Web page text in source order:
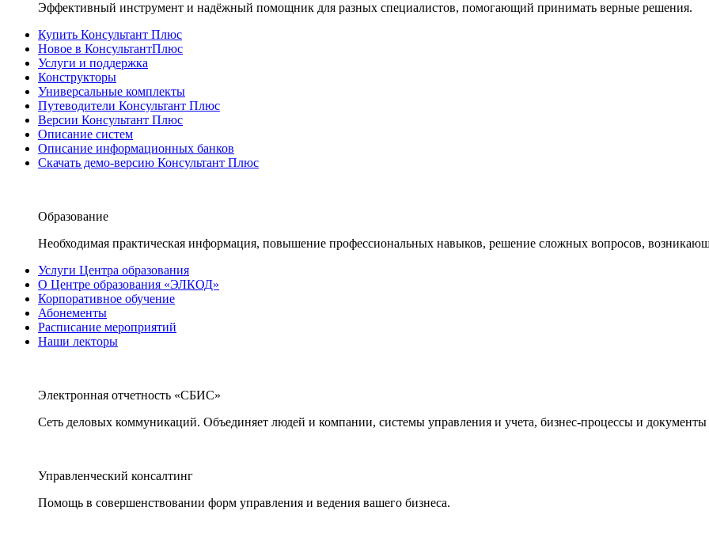
Эффективный инструмент и надёжный помощник для разных специалистов, помогающий принимать верные решения.
Купить Консультант Плюс
Новое в КонсультантПлюс
Услуги и поддержка
Конструкторы
Универсальные комплекты
Путеводители Консультант Плюс
Версии Консультант Плюс
Описание систем
Описание информационных банков
Скачать демо-версию Консультант Плюс
Образование
Необходимая практическая информация, повышение профессиональных навыков, решение сложных вопросов,
Услуги Центра образования
О Центре образования «ЭЛКОД»
Корпоративное обучение
Абонементы
Расписание мероприятий
Наши лекторы
Электронная отчетность «СБИС»
Сеть деловых коммуникаций. Объединяет людей и компании, системы управления и учета, бизнес-процессы и документы
Управленческий консалтинг
Помощь в совершенствовании форм управления и ведения вашего бизнеса.